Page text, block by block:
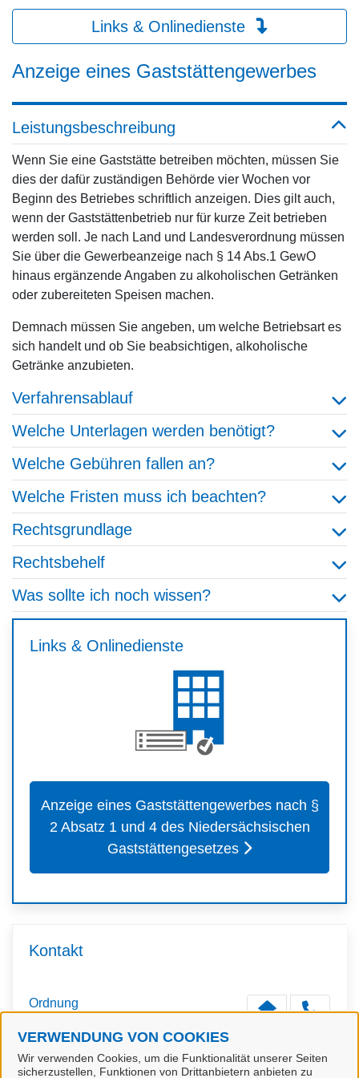
VERWENDUNG VON COOKIES
Wir verwenden Cookies, um die Funktionalität unserer Seiten
sicherzustellen, Funktionen von Drittanbietern anbieten zu
Links & Onlinedienste
Anzeige eines Gaststättengewerbes
Leistungsbeschreibung
Wenn Sie eine Gaststätte betreiben möchten, müssen Sie
dies der dafür zuständigen Behörde vier Wochen vor
Beginn des Betriebes schriftlich anzeigen. Dies gilt auch,
wenn der Gaststättenbetrieb nur für kurze Zeit betrieben
werden soll. Je nach Land und Landesverordnung müssen
Sie über die Gewerbeanzeige nach § 14 Abs.1 GewO
hinaus ergänzende Angaben zu alkoholischen Getränken
oder zubereiteten Speisen machen.
Demnach müssen Sie angeben, um welche Betriebsart es
sich handelt und ob Sie beabsichtigen, alkoholische
Getränke anzubieten.
Verfahrensablauf
Welche Unterlagen werden benötigt?
Welche Gebühren fallen an?
Welche Fristen muss ich beachten?
Rechtsgrundlage
Rechtsbehelf
Was sollte ich noch wissen?
Links & Onlinedienste
Anzeige eines Gaststättengewerbes nach §
2 Absatz 1 und 4 des Niedersächsischen
Gaststättengesetzes
Kontakt
Ordnung